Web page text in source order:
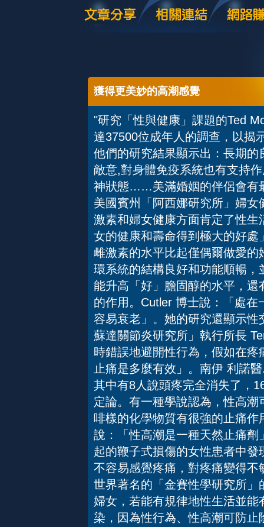
獲得更美妙的高潮感覺
"研究「性與健康」課題的Ted
達37500位成年人的調查，以揭
他們的研究結果顯示出：長期
敵意,對身體免疫系統也有支持
神狀態……美滿婚姻的伴侶會有
美國賓州「阿西娜研究所」婦
激素和婦女健康方面肯定了性
女的健康和壽命得到極大的好
雌激素的水平比起僅偶爾做愛
環系統的結構良好和功能順暢
能升高「好」膽固醇的水平，
的作用。Cutler 博士說：「處
容易衰老」。她的研究還顯示
蘇達關節炎研究所」執行所長
時錯誤地避開性行為，假如在
止痛是多麼有效」。南伊 利諾
其中有8人說頭疼完全消失了，
定論。有一種學說認為，性高
啡樣的化學物質有很強的止痛
說：「性高潮是一種天然止痛
起的鞭子式損傷的女性患者中
不容易感覺疼痛，對疼痛變得
世界著名的「金賽性學研究所
婦女，若能有規律地性生活並
染，因為性行為、性高潮可防